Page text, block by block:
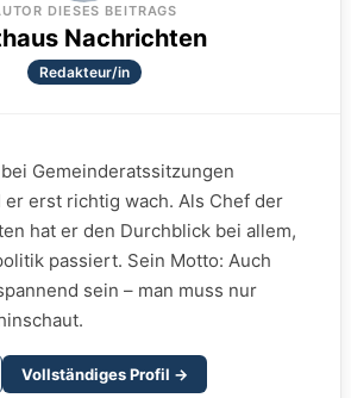
DIESES BEITRAGS
Nachrichten
Redakteur/in
Gemeinderatssitzungen
erst richtig wach. Als Chef der
hat er den Durchblick bei allem,
passiert. Sein Motto: Auch
sein – man muss nur
Vollständiges Profil →